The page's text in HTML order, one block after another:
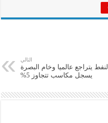
التالي
النفط يتراجع عالميا وخام البصرة
يسجل مكاسب تتجاوز 5%